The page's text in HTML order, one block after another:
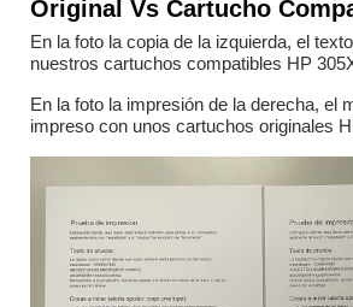
Original Vs Cartucho
En la foto la copia de la izquierda, el
nuestros cartuchos compatibles HP
En la foto la impresión de la derecha, el
impreso con unos cartuchos originales